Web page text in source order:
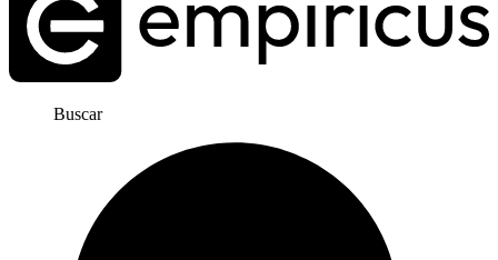
Buscar